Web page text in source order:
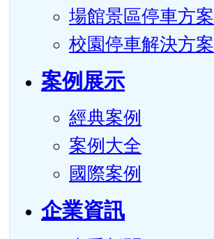
場館景區停車方案
校園停車解決方案
案例展示
經典案例
案例大全
國際案例
企業資訊